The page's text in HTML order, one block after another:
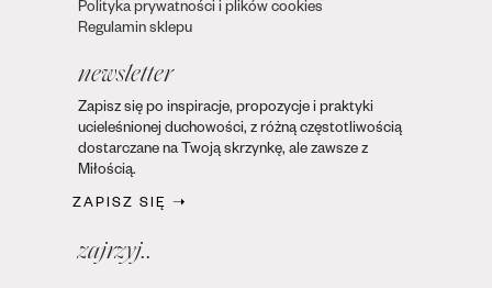
Polityka prywatności i plików cookies
Regulamin sklepu
newsletter
Zapisz się po inspiracje, propozycje i praktyki
ucieleśnionej duchowości, z różną częstotliwością
dostarczane na Twoją skrzynkę, ale zawsze z
Miłością.
ZAPISZ SIĘ ➝
zajrzyj..